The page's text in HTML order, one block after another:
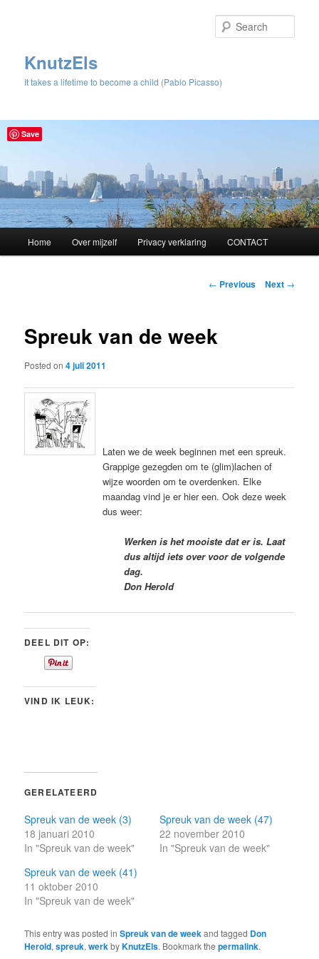
KnutzEls
It takes a lifetime to become a child (Pablo Picasso)
Skip
content
Home Over mijzelf Privacy verklaring CONTACT
Post
← Previous Next →
Spreuk van de week
Posted on4 juli 2011
Laten we de week beginnen met een spreuk.
Grappige gezegden om te (glim)lachen of
wijze woorden om te overdenken. Elke
maandag vind je er hier een. Ook deze week
dus weer:
Werken is het mooiste dat er is. Laat
dus altijd iets over voor de volgende
dag.
Don Herold
DEEL DIT OP:
VIND IK LEUK:
GERELATEERD
Spreuk van de week (3)
18 januari 2010
In "Spreuk van de week"
Spreuk van de week (47)
22 november 2010
In "Spreuk van de week"
Spreuk van de week (41)
11 oktober 2010
In "Spreuk van de week"
This entry was posted inSpreuk van de weekand tagged Don
Herold,spreuk,werkbyKnutzEls. Bookmark thepermalink.
Save